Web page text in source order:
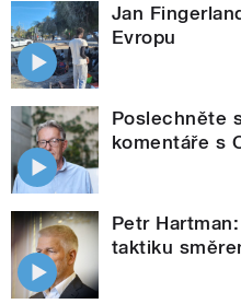
Jan
Evropu
Poslechněte
komentáře s
Petr
taktiku